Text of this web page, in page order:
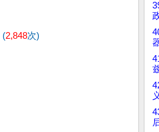
(2,848次)